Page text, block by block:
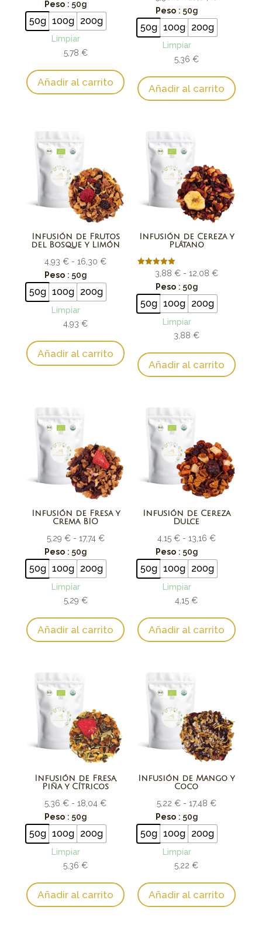
precios:
19,68 €
Peso : 50g
50g 100g 200g
Limpiar
5,78 €
Añadir al carrito
desde
18,04 €
Peso : 50g
50g 100g 200g
Limpiar
5,36 €
Añadir al carrito
Infusión de Frutos
del Bosque y Limón
4,93€ - 16,30€Rango
desde
16,30 €
Peso : 50g
50g 100g 200g
Limpiar
4,93€
Añadir al carrito
Infusión de Cereza y
Plátano
Valorado
con
5.00
de 5
3,88 € - 12,08 €Rango
desde
12,08 €
Peso : 50g
50g 100g 200g
Limpiar
3,88 €
Añadir al carrito
Infusión de Fresa y
Crema BIO
5,29 € - 17,74 €Rango
desde
17,74 €
Peso : 50g
50g 100g 200g
Limpiar
5,29 €
Añadir al carrito
Infusión de Cereza
Dulce
4,15 € - 13,16 €Rango
desde
13,16 €
Peso : 50g
50g 100g 200g
Limpiar
4,15€
Añadir al carrito
Infusión de Fresa,
Piña y Cítricos
5,36€ - 18,04€Rango
desde
18,04 €
Peso : 50g
50g 100g 200g
Limpiar
5,36€
Añadir al carrito
Infusión de Mango y
Coco
5,22 € - 17,48 €Rango
desde
17,48 €
Peso : 50g
50g 100g 200g
Limpiar
5,22€
Añadir al carrito